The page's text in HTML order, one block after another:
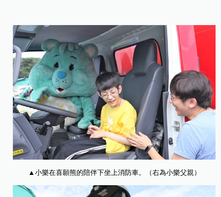
▲小樂在喜願熊的陪伴下坐上消防車。（右為小樂父親）